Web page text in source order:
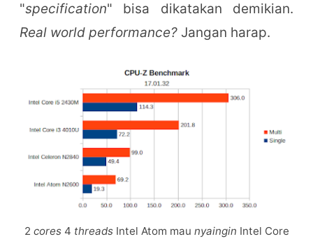
"specification" bisa dikatakan demikian.
Real world performance? Jangan harap.
2 cores 4 threads Intel Atom mau nyaingin Intel Core